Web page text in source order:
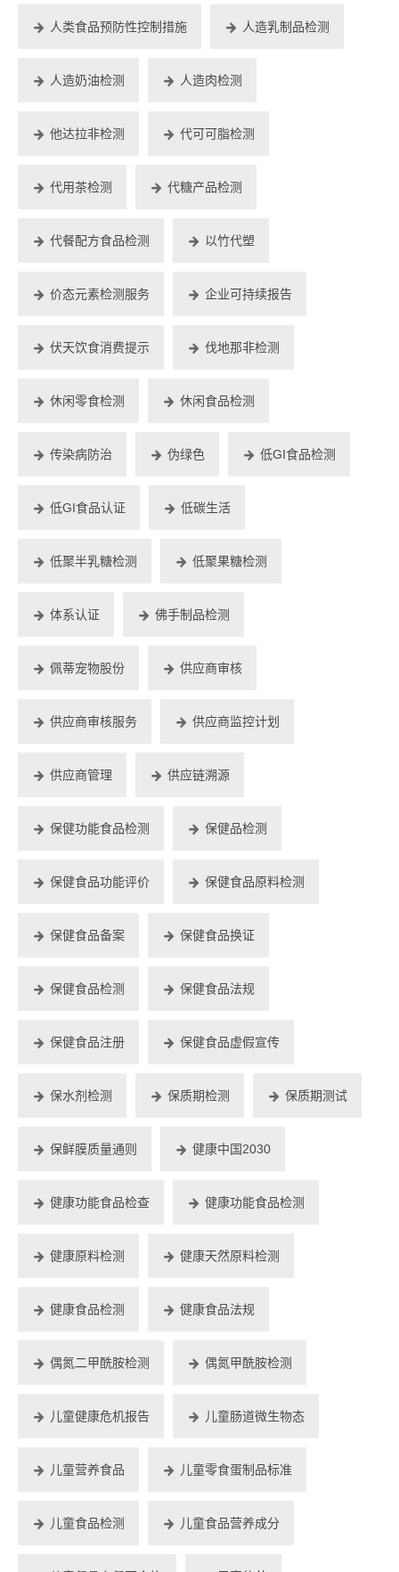
人类食品预防性控制措施 人造乳制品检测
人造奶油检测 人造肉检测
他达拉非检测 代可可脂检测
代用茶检测 代糖产品检测
代餐配方食品检测 以竹代塑
价态元素检测服务 企业可持续报告
伏天饮食消费提示 伐地那非检测
休闲零食检测 休闲食品检测
传染病防治 伪绿色 低GI食品检测
低GI食品认证 低碳生活
低聚半乳糖检测 低聚果糖检测
体系认证 佛手制品检测
佩蒂宠物股份 供应商审核
供应商审核服务 供应商监控计划
供应商管理 供应链溯源
保健功能食品检测 保健品检测
保健食品功能评价 保健食品原料检测
保健食品备案 保健食品换证
保健食品检测 保健食品法规
保健食品注册 保健食品虚假宣传
保水剂检测 保质期检测 保质期测试
保鲜膜质量通则 健康中国2030
健康功能食品检查 健康功能食品检测
健康原料检测 健康天然原料检测
健康食品检测 健康食品法规
偶氮二甲酰胺检测 偶氮甲酰胺检测
儿童健康危机报告 儿童肠道微生物态
儿童营养食品 儿童零食蛋制品标准
儿童食品检测 儿童食品营养成分